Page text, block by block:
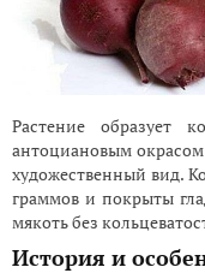
Растение образует
антоциановым
художественный вид.
граммов и покрыты
мякоть без
История и